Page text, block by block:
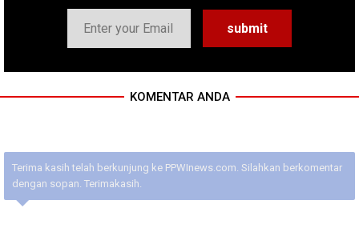
KOMENTAR ANDA
Terima kasih telah berkunjung ke PPWInews.com. Silahkan berkomentar
dengan sopan. Terimakasih.